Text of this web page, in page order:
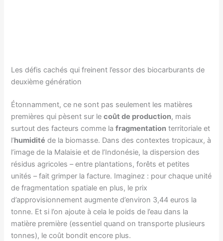
Les défis cachés qui freinent l’essor des biocarburants de
deuxième génération
Étonnamment, ce ne sont pas seulement les matières
premières qui pèsent sur lecoût de production, mais
surtout des facteurs comme lafragmentation territoriale et
l’humidité de la biomasse. Dans des contextes tropicaux, à
l’image de la Malaisie et de l’Indonésie, la dispersion des
résidus agricoles – entre plantations, forêts et petites
unités – fait grimper la facture. Imaginez : pour chaque unité
de fragmentation spatiale en plus, le prix
d’approvisionnement augmente d’environ 3,44 euros la
tonne. Et si l’on ajoute à cela le poids de l’eau dans la
matière première (essentiel quand on transporte plusieurs
tonnes), le coût bondit encore plus.